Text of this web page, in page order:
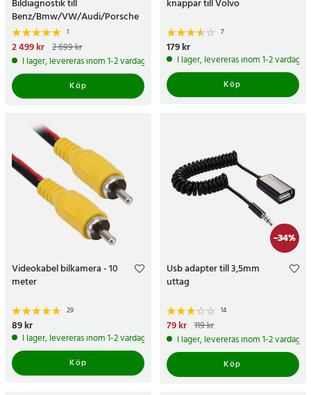
Bildiagnostik till
Benz/Bmw/VW/Audi/Porsche
/ OBD2 diagnosverktyg /
felkodsläsare bil
1
Nuvarande pris:
2 499 krTidigare pris:2 699 kr
2 499 kr 2 699 kr
I lager, levereras inom 1-2 vardagar
Köp
knappar till Volvo
7
Pris:179 kr
179 kr
I lager, levereras inom 1-2 vardagar
Köp
Videokabel bilkamera - 10
meter
29
Pris:
89 kr
I lager, levereras inom 1-2 vardagar
Köp
-34%
Usb adapter till 3,5mm
uttag
14
Nuvarande pris
pris:119 kr
79 kr 119 kr
I lager, levereras inom 1-2 vardagar
Köp